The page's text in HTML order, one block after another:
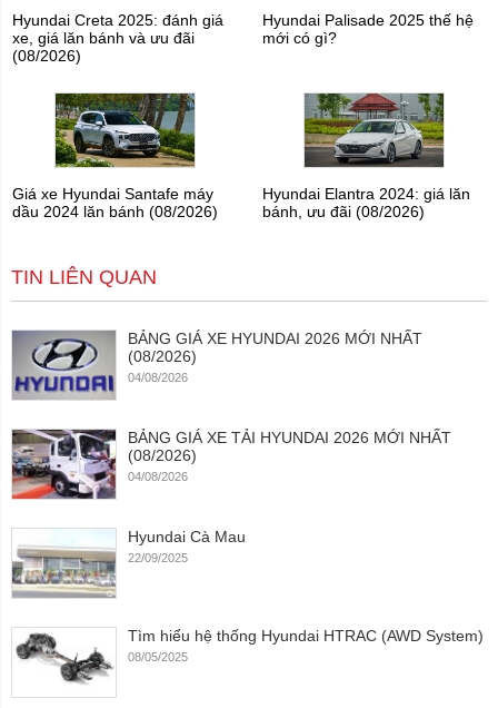
Hyundai Creta 2025: đánh giá
xe, giá lăn bánh và ưu đãi
(08/2026)
Hyundai Palisade 2025 thế hệ
mới có gì?
Giá xe Hyundai Santafe máy
dầu 2024 lăn bánh (08/2026)
Hyundai Elantra 2024: giá lăn
bánh, ưu đãi (08/2026)
TIN LIÊN QUAN
BẢNG GIÁ XE HYUNDAI 2026 MỚI NHẤT
(08/2026)
04/08/2026
BẢNG GIÁ XE TẢI HYUNDAI 2026 MỚI NHẤT
(08/2026)
04/08/2026
Hyundai Cà Mau
22/09/2025
Tìm hiểu hệ thống Hyundai HTRAC (AWD System)
08/05/2025